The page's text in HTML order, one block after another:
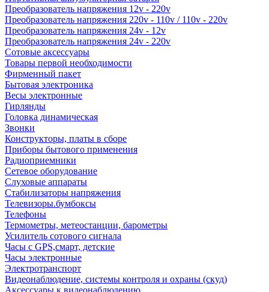
Преобразователь напряжения 12v - 220v
Преобразователь напряжения 220v - 110v / 110v - 220v
Преобразователь напряжения 24v - 12v
Преобразователь напряжения 24v - 220v
Сотовые аксессуары
Товары первой необходимости
Фирменный пакет
Бытовая электроника
Весы электронные
Гирлянды
Головка динамическая
Звонки
Конструкторы, платы в сборе
Приборы бытового применения
Радиоприемники
Сетевое оборудование
Слуховые аппараты
Стабилизаторы напряжения
Телевизоры.бумбоксы
Телефоны
Термометры, метеостанции, барометры
Усилитель сотового сигнала
Часы с GPS,смарт, детские
Часы электронные
Электротранспорт
Видеонаблюдение, системы контроля и охраны (скуд)
Аксессуары к видеонаблюдению